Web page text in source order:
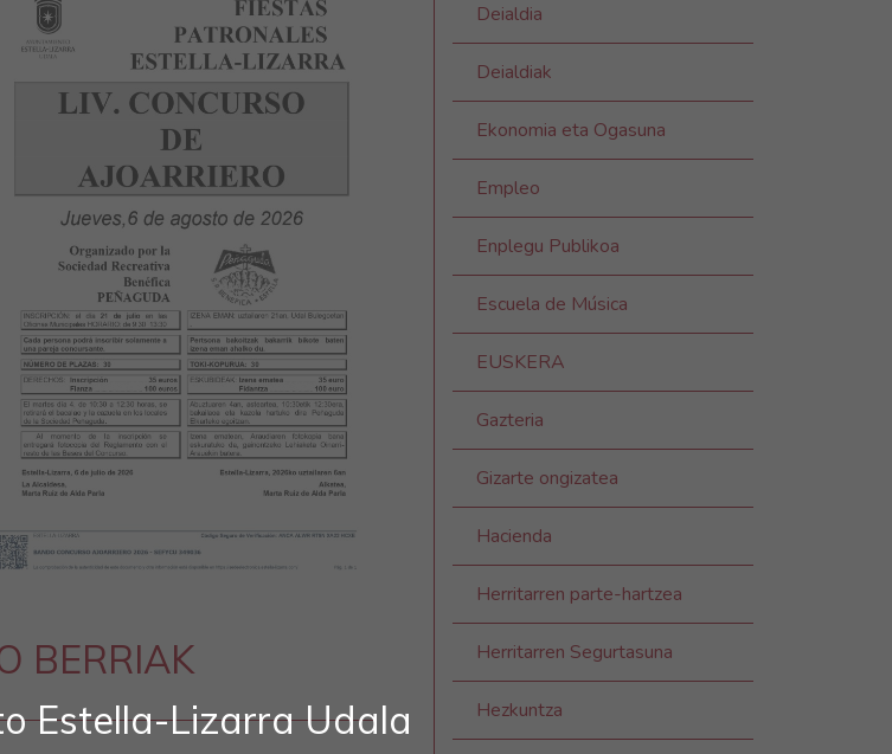
Estella-Lizarra Udala
BERRIAK
Deialdia
Deialdiak
Ekonomia eta Ogasuna
Empleo
Enplegu Publikoa
Escuela de Música
EUSKERA
Gazteria
Gizarte ongizatea
Hacienda
Herritarren parte-hartzea
Herritarren Segurtasuna
Hezkuntza